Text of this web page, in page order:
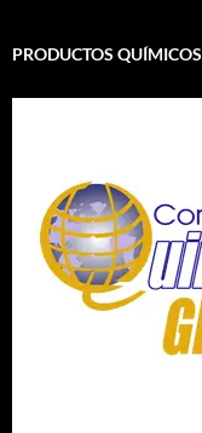
PRODUCTOS QUÍMICOS